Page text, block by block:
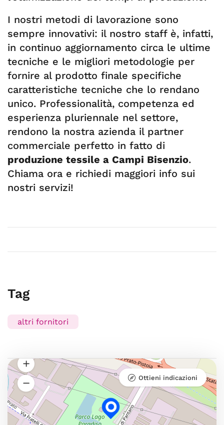
I nostri metodi di lavorazione sono
sempre innovativi: il nostro staff è, infatti,
in continuo aggiornamento circa le ultime
tecniche e le migliori metodologie per
fornire al prodotto finale specifiche
caratteristiche tecniche che lo rendano
unico. Professionalità, competenza ed
esperienza pluriennale nel settore,
rendono la nostra azienda il partner
commerciale perfetto in fatto di
produzione tessile a Campi Bisenzio.
Chiama ora e richiedi maggiori info sui
nostri servizi!
Tag
altri fornitori
Ottieni indicazioni